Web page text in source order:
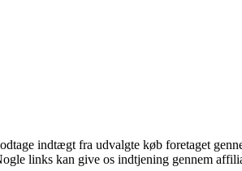
indtægt fra udvalgte køb foretaget
links kan give os indtjening gennem